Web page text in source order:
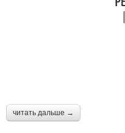
читать дальше →